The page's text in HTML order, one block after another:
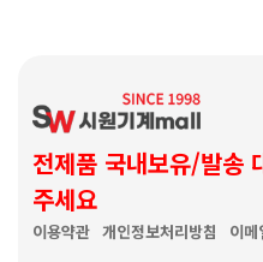
전제품 국내보유/발송
주세요
이용약관 개인정보처리방침 이